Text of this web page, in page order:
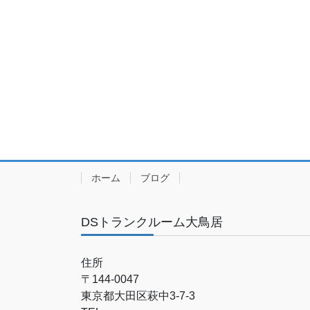
ホーム ブログ
DSトランクルーム大鳥居
住所
〒144-0047
東京都大田区萩中3-7-3